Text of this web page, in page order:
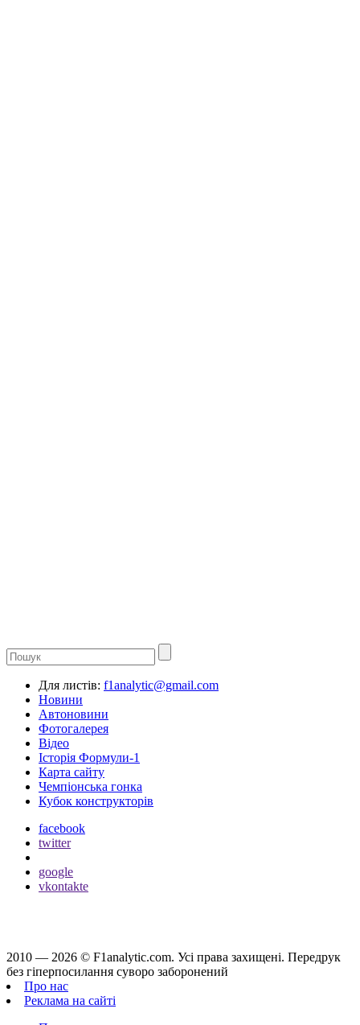
Для листів: f1analytic@gmail.com
Новини
Автоновини
Фотогалерея
Відео
Історія Формули-1
Карта сайту
Чемпіонська гонка
Кубок конструкторів
facebook
twitter
google
vkontakte
2010 — 2026 © F1analytic.com. Усi права захищенi. Передрук
без гіперпосилання суворо заборонений
Про нас
Реклама на сайті